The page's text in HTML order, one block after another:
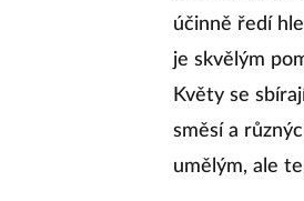
účinně ředí
je skvělým
Květy se
směsí a
umělým, ale